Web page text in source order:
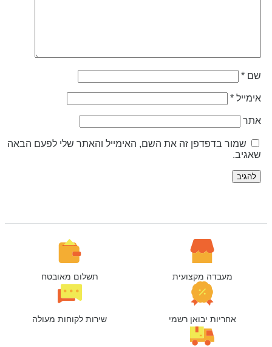
*
*
שמור בדפדפן זה את השם, האימייל והאתר שלי לפעם הבאה
מעבדה מקצועית תשלום מאובטח
אחריות יבואן רשמי שירות לקוחות מעולה